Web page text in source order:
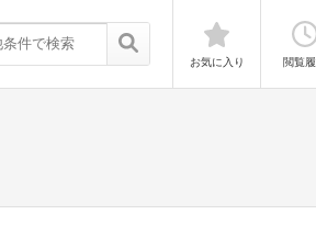
お気に入り 閲覧